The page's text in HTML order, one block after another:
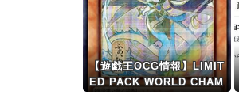
【遊戯王OCG情報】LIMIT
ED PACK WORLD CHAM